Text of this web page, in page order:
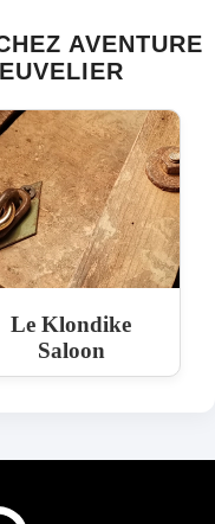
AVENTURE
Le Klondike
Saloon